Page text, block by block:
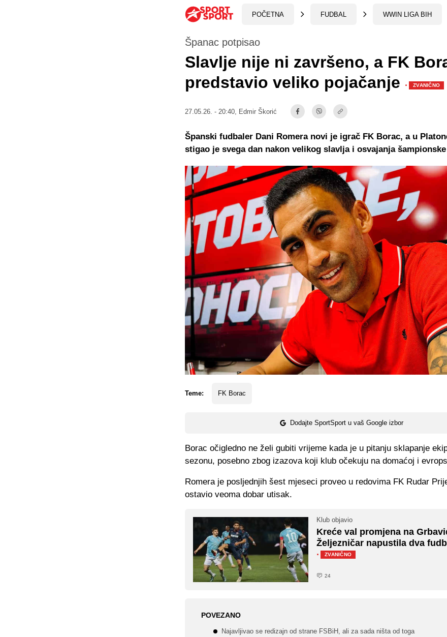
POČETNA FUDBAL WWIN LIGA BIH
Španac potpisao
Slavlje nije ni završeno, a FK
predstavio veliko pojačanje · ZVANIČNO
27.05.26. - 20:40, Edmir Škorić
Teme: FK Borac
Dodajte SportSport u vaš Google izbor
Španski fudbaler Dani Romera novi je igrač FK Borac, a u
stigao je svega dan nakon velikog slavlja i osvajanja
Borac očigledno ne želi gubiti vrijeme kada je u pitanju sklapanje
sezonu, posebno zbog izazova koji klub očekuju na domaćoj i
Romera je posljednjih šest mjeseci proveo u redovima FK Rudar
ostavio veoma dobar utisak.
Klub objavio
Kreće val promjena na
Željezničar napustila dva
·
ZVANIČNO
24
POVEZANO
Najavljivao se redizajn od strane FSBiH, ali za sada ništa od toga